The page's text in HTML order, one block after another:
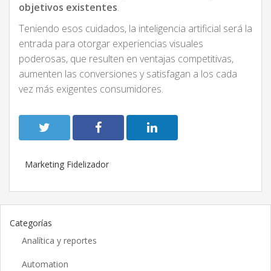
objetivos existentes.
Teniendo esos cuidados, la inteligencia artificial será la
entrada para otorgar experiencias visuales
poderosas, que resulten en ventajas competitivas,
aumenten las conversiones y satisfagan a los cada
vez más exigentes consumidores.
Marketing Fidelizador
Categorías
Analítica y reportes
Automation